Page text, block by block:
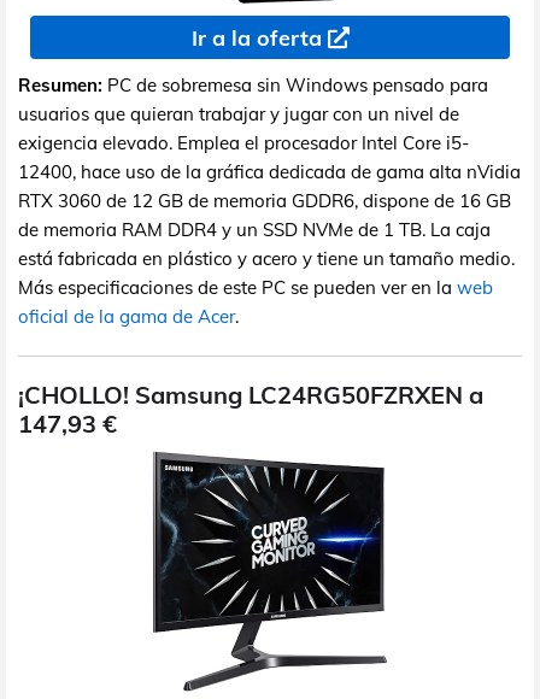
Ir a la oferta
Resumen: PC de sobremesa sin Windows pensado para
usuarios que quieran trabajar y jugar con un nivel de
exigencia elevado. Emplea el procesador Intel Core i5-
12400, hace uso de la gráfica dedicada de gama alta nVidia
RTX 3060 de 12 GB de memoria GDDR6, dispone de 16 GB
de memoria RAM DDR4 y un SSD NVMe de 1 TB. La caja
está fabricada en plástico y acero y tiene un tamaño medio.
Más especificaciones de este PC se pueden ver en la web
oficial de la gama de Acer.
¡CHOLLO! Samsung LC24RG50FZRXEN a
147,93 €